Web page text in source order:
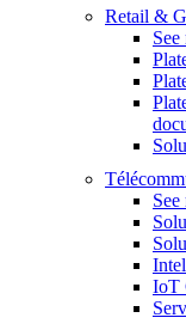
Retail &
IoT